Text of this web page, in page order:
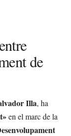
de
Illa, ha
en el marc de la